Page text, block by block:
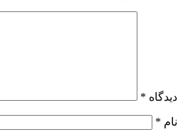
دیدگاه *
نام *